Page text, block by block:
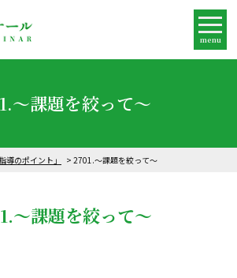
menu
～課題を絞って～
指導のポイント」 2701.～課題を絞って～
～課題を絞って～